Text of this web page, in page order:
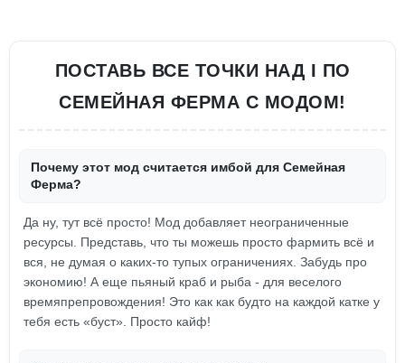
ПОСТАВЬ ВСЕ ТОЧКИ НАД I ПО
СЕМЕЙНАЯ ФЕРМА С МОДОМ!
Почему этот мод считается имбой для Семейная
Ферма?
Да ну, тут всё просто! Мод добавляет неограниченные
ресурсы. Представь, что ты можешь просто фармить всё и
вся, не думая о каких-то тупых ограничениях. Забудь про
экономию! А еще пьяный краб и рыба - для веселого
времяпрепровождения! Это как как будто на каждой катке у
тебя есть «буст». Просто кайф!